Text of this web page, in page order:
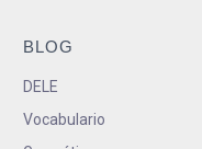
BLOG
DELE
Vocabulario